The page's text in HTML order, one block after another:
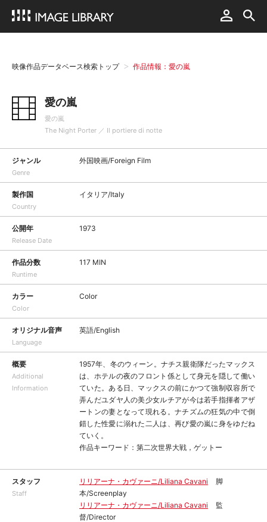
映像作品データベース検索トップ 作品情報：愛の嵐
愛の嵐
愛の嵐
The Night Porter ／ Il portiere di notte
ジャンル
Genre
外国映画/Foreign Film
製作国
Country
イタリア/Italy
公開年
Release Date
1973
作品分数
Runtime
117 MIN
カラー
Color
Color
オリジナル音声
Language
英語/English
概要
Additional
Information
1957年、冬のウィーン。ナチス親衛隊だったマックス
は、ホテルの夜のフロント係として身元を隠して働い
ていた。ある日、マックスの前にかつて強制収容所で
弄んだユダヤ人の美少女ルチアが今は若手指揮者アザ
ートンの妻となって現れる。ナチズムの狂気の中で倒
錯した性愛に溺れた二人は、再び愛の嵐に身をゆだね
ていく。
作品キーワード：第二次世界大戦，ゲットー
スタッフ
Staff
リリアーナ・カヴァーニ/Liliana Cavani
脚
本/Screenplay
リリアーナ・カヴァーニ/Liliana Cavani
監
督/Director